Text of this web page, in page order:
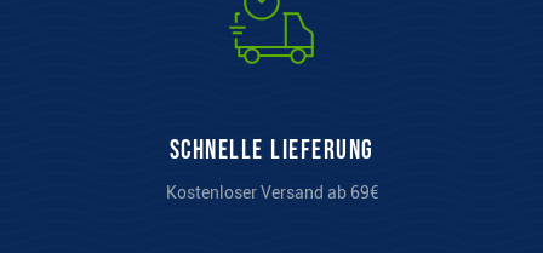
Schnelle Lieferung
Kostenloser Versand ab 69€